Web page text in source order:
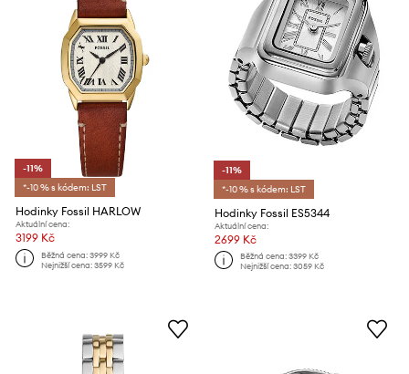
-11%
*-10 % s kódem: LST
Hodinky Fossil HARLOW
Aktuální cena:
3199 Kč
Běžná cena:3999 Kč
Nejnižší cena:3599 Kč
-11%
*-10 % s kódem: LST
Hodinky Fossil ES5344
Aktuální cena:
2699 Kč
Běžná cena:3399 Kč
Nejnižší cena:3059 Kč